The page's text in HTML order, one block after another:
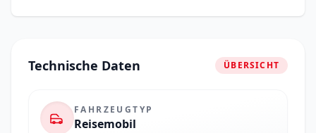
Technische Daten ÜBERSICHT
FAHRZEUGTYP
Reisemobil